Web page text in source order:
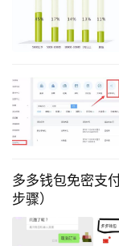
多多钱包免密支
步骤）